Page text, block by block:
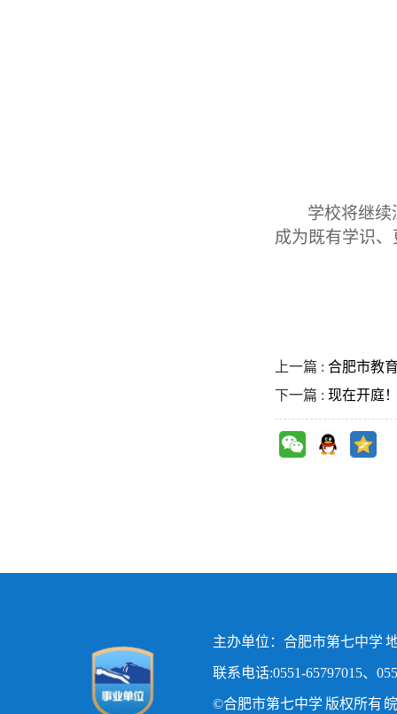
学校将继
成为既有学识
上一篇 : 合肥市教
下一篇 : 现在开庭
主办单位：合肥市第七中学
联系电话:0551-65797015、
©合肥市第七中学 版权所有